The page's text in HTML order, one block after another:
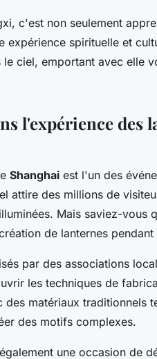
c'est non seulement
expérience spirituelle et
ciel, emportant avec elle
l'expérience des
Shanghai est l'un des
attire des millions de
Mais saviez-vous
de lanternes
par des associations
les techniques de
matériaux traditionnels
des motifs complexes.
une occasion de